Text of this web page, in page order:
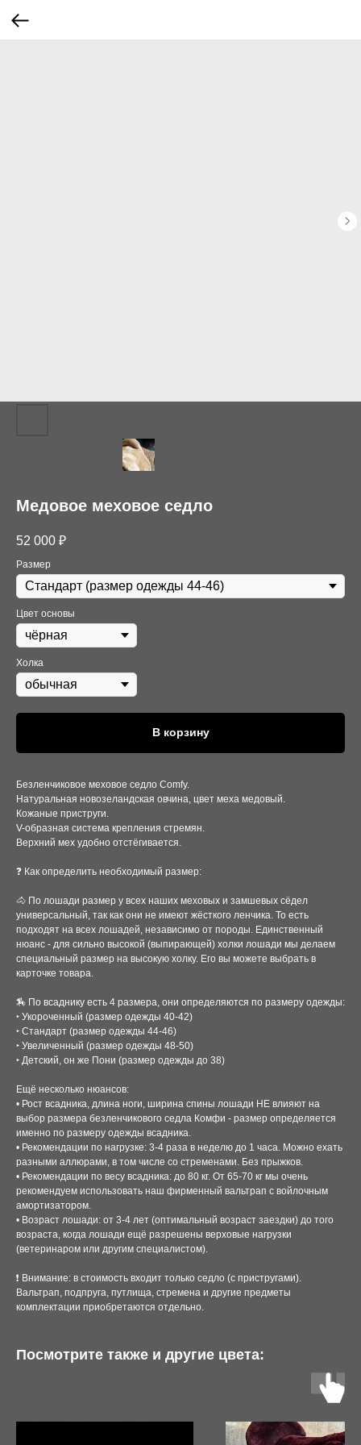
Медовое меховое седло
52 000 ₽
Размер
Цвет основы
Холка
В корзину
Безленчиковое меховое седло Comfy.
Натуральная новозеландская овчина, цвет меха медовый.
Кожаные приструги.
V-образная система крепления стремян.
Верхний мех удобно отстёгивается.
❓ Как определить необходимый размер:
🐴 По лошади размер у всех наших меховых и замшевых сёдел
универсальный, так как они не имеют жёсткого ленчика. То есть
подходят на всех лошадей, независимо от породы. Единственный
нюанс - для сильно высокой (выпирающей) холки лошади мы делаем
специальный размер на высокую холку. Его вы можете выбрать в
карточке товара.
🏇 По всаднику есть 4 размера, они определяются по размеру одежды:
‣ Укороченный (размер одежды 40-42)
‣ Стандарт (размер одежды 44-46)
‣ Увеличенный (размер одежды 48-50)
‣ Детский, он же Пони (размер одежды до 38)
Ещё несколько нюансов:
• Рост всадника, длина ноги, ширина спины лошади НЕ влияют на
выбор размера безленчикового седла Комфи - размер определяется
именно по размеру одежды всадника.
• Рекомендации по нагрузке: 3-4 раза в неделю до 1 часа. Можно ехать
разными аллюрами, в том числе со стременами. Без прыжков.
• Рекомендации по весу всадника: до 80 кг. От 65-70 кг мы очень
рекомендуем использовать наш фирменный вальтрап с войлочным
амортизатором.
• Возраст лошади: от 3-4 лет (оптимальный возраст заездки) до того
возраста, когда лошади ещё разрешены верховые нагрузки
(ветеринаром или другим специалистом).
❗️ Внимание: в стоимость входит только седло (с пристругами).
Вальтрап, подпруга, путлища, стремена и другие предметы
комплектации приобретаются отдельно.
Посмотрите также и другие цвета: